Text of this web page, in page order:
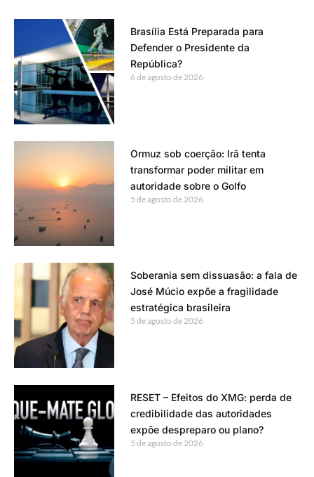
Brasília Está Preparada para
Defender o Presidente da
República?
6 de agosto de 2026
Ormuz sob coerção: Irã tenta
transformar poder militar em
autoridade sobre o Golfo
5 de agosto de 2026
Soberania sem dissuasão: a fala de
José Múcio expõe a fragilidade
estratégica brasileira
5 de agosto de 2026
RESET – Efeitos do XMG: perda de
credibilidade das autoridades
expõe despreparo ou plano?
5 de agosto de 2026